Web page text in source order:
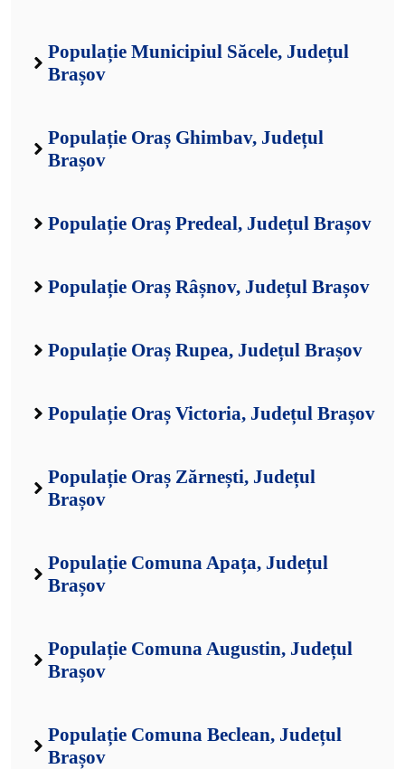
Populație Municipiul Săcele, Județul
Brașov
Populație Oraș Ghimbav, Județul
Brașov
Populație Oraș Predeal, Județul Brașov
Populație Oraș Râșnov, Județul Brașov
Populație Oraș Rupea, Județul Brașov
Populație Oraș Victoria, Județul Brașov
Populație Oraș Zărnești, Județul
Brașov
Populație Comuna Apața, Județul
Brașov
Populație Comuna Augustin, Județul
Brașov
Populație Comuna Beclean, Județul
Brașov